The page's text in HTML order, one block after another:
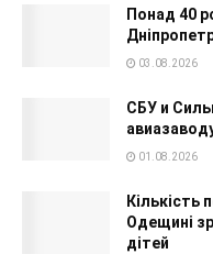
Понад 40
03.08.2026
СБУ и
01.08.2026
Кількість
Одещині
дітей